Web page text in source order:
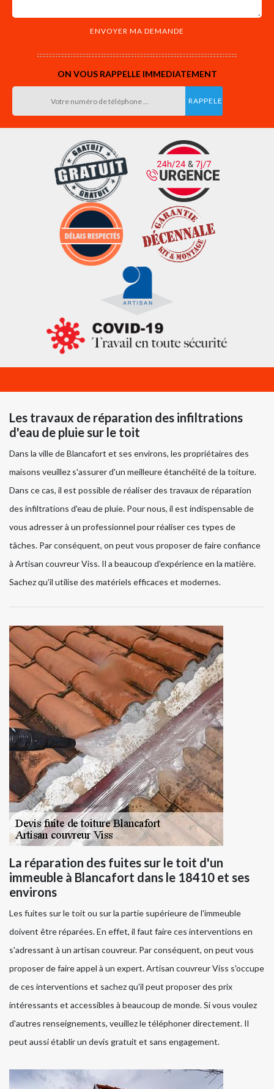
ON VOUS RAPPELLE IMMEDIATEMENT
Les travaux de réparation des infiltrations
d'eau de pluie sur le toit
Dans la ville de Blancafort et ses environs, les propriétaires des
maisons veuillez s'assurer d'un meilleure étanchéité de la toiture.
Dans ce cas, il est possible de réaliser des travaux de réparation
des infiltrations d'eau de pluie. Pour nous, il est indispensable de
vous adresser à un professionnel pour réaliser ces types de
tâches. Par conséquent, on peut vous proposer de faire confiance
à Artisan couvreur Viss. Il a beaucoup d'expérience en la matière.
Sachez qu'il utilise des matériels efficaces et modernes.
La réparation des fuites sur le toit d'un
immeuble à Blancafort dans le 18410 et ses
environs
Les fuites sur le toit ou sur la partie supérieure de l'immeuble
doivent être réparées. En effet, il faut faire ces interventions en
s'adressant à un artisan couvreur. Par conséquent, on peut vous
proposer de faire appel à un expert. Artisan couvreur Viss s'occupe
de ces interventions et sachez qu'il peut proposer des prix
intéressants et accessibles à beaucoup de monde. Si vous voulez
d'autres renseignements, veuillez le téléphoner directement. Il
peut aussi établir un devis gratuit et sans engagement.